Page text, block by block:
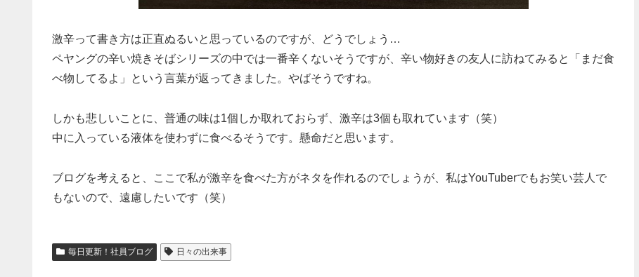
激辛って書き方は正直ぬるいと思っているのですが、どうでしょう…
ペヤングの辛い焼きそばシリーズの中では一番辛くないそうですが、辛い物好きの友人に訪ねてみると「まだ食
べ物してるよ」という言葉が返ってきました。やばそうですね。
しかも悲しいことに、普通の味は1個しか取れておらず、激辛は3個も取れています（笑）
中に入っている液体を使わずに食べるそうです。懸命だと思います。
ブログを考えると、ここで私が激辛を食べた方がネタを作れるのでしょうが、私はYouTuberでもお笑い芸人で
もないので、遠慮したいです（笑）
毎日更新！社員ブログ 日々の出来事